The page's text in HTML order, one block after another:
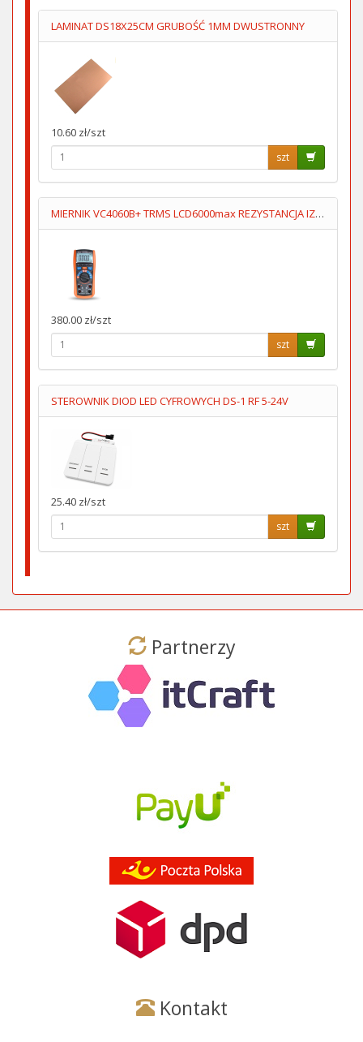
LAMINAT DS18X25CM GRUBOŚĆ 1MM DWUSTRONNY
10.60 zł/szt
szt
MIERNIK VC4060B+ TRMS LCD6000max REZYSTANCJA IZOL 500V/1000V
380.00 zł/szt
szt
STEROWNIK DIOD LED CYFROWYCH DS-1 RF 5-24V
25.40 zł/szt
szt
Partnerzy
Kontakt